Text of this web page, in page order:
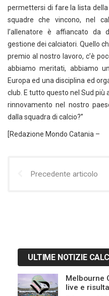
permettersi di fare la lista
squadre che vincono, nel
l’allenatore è affiancato da
gestione dei calciatori. Quello
premio al nostro lavoro, c’è
abbiamo meritati, abbiamo
Europa ed una disciplina ed
club. E tutto questo nel Sud più
rinnovamento nel nostro
dalla squadra di calcio?”
[Redazione Mondo Catania –
Precedente articolo
ULTIME NOTIZIE
Melbourne
live e